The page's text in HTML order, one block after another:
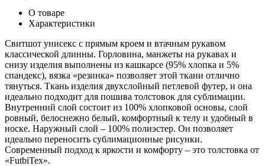
О товаре
Характеристики
Свитшот унисекс с прямым кроем и втачным рукавом
классической длинны. Горловина, манжеты на рукавах и
снизу изделия выполнены из кашкарсе (95% хлопка и 5%
спандекс), вязка «резинка» позволяет этой ткани отлично
тянуться. Ткань изделия двухслойный петлевой футер, и она
идеально подходит для пошива толстовок для сублимации.
Внутренний слой состоит из 100% хлопковой основы, слой
ровный, белоснежно белый, комфортный к телу и удобный в
носке. Наружный слой – 100% полиэстер. Он позволяет
идеально переносить сублимационные рисунки.
Современный подход к яркости и комфорту – это толстовка от
«FutbiTex».